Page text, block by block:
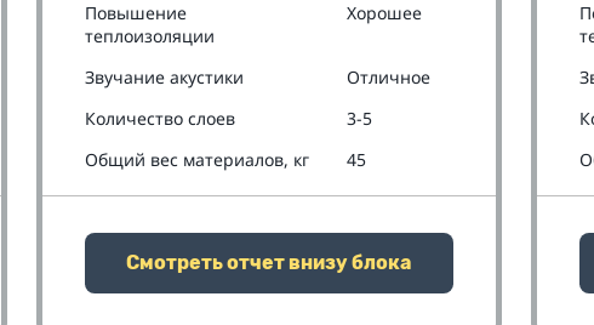
Повышение
теплоизоляции
Хорошее
Звучание акустики
Отличное
Количество слоев
3-5
Общий вес материалов, кг
45
Смотреть отчет внизу блока